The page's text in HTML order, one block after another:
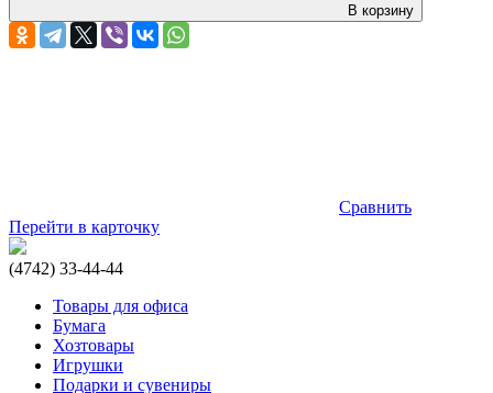
В корзину
Сравнить
Перейти в карточку
(4742) 33-44-44
Товары для офиса
Бумага
Хозтовары
Игрушки
Подарки и сувениры